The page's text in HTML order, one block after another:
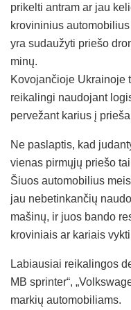
prikelti antram ar jau
krovininius
yra sudaužyti priešo
minų.
Kovojančioje Ukrainoje
reikalingi naudojant
pervežant karius į
Ne paslaptis, kad
vienas pirmųjų priešo
Šiuos automobilius
jau nebetinkančių
mašinų, ir juos bando
kroviniais ar kariais
Labiausiai reikalingos
MB sprinter“,
markių automobiliams.